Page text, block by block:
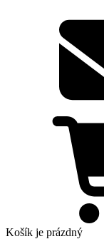
Košík je prázdný